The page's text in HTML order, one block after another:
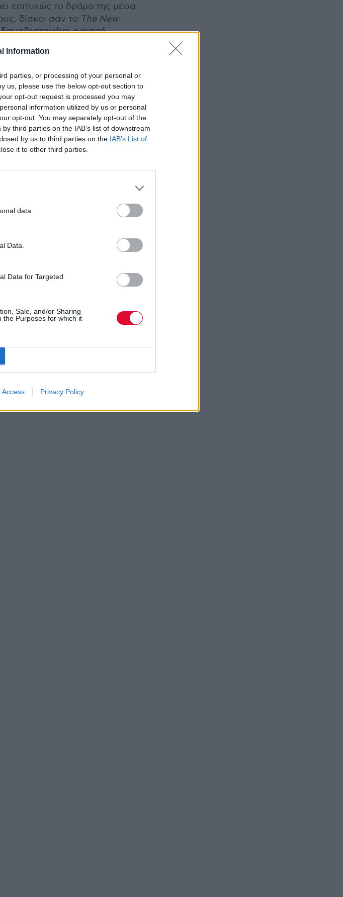
Information
parties, or processing of your personal or
us, please use the below opt-out section to
opt-out request is processed you may
information utilized by us or personal
opt-out. You may separately opt-out of the
third parties on the IAB’s list of downstream
by us to third parties on the IAB’s List of
it to other third parties.
data.
Data.
Data for Targeted
Sale, and/or Sharing
the Purposes for which it
Access Privacy Policy
επιτυχώς το δρόμο της μέσα
δίσκοι σαν το The New
ξαναζεσταμένο φαγητό,
(όπως ήταν
συμπέρασμα πως έχουν να
δίσκο από το 2001 και
Άσε και κάναν άλλο να
τώρα, ρε Julian.
Traditional Techniques